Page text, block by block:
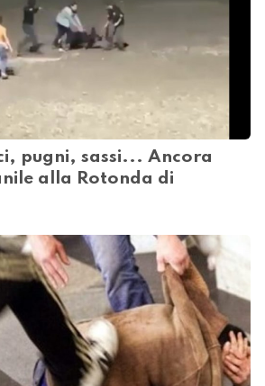
pugni, sassi... Ancora
alla Rotonda di